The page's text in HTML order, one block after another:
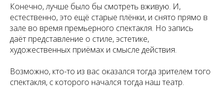
Конечно, лучше было бы смотреть вживую. И,
естественно, это ещё старые плёнки, и снято прямо в
зале во время премьерного спектакля. Но запись
даёт представление о стиле, эстетике,
художественных приёмах и смысле действия.
Возможно, кто-то из вас оказался тогда зрителем того
спектакля, с которого начался тогда наш театр.